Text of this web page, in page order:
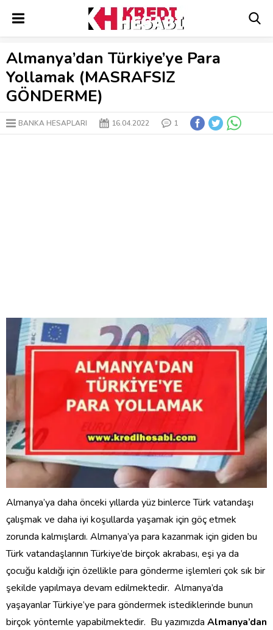
Almanya’dan Türkiye’ye Para
Yollamak (MASRAFSIZ
GÖNDERME)
BANKA HESAPLARI 16.04.2022 1
Almanya’ya daha önceki yıllarda yüz binlerce Türk vatandaşı
çalışmak ve daha iyi koşullarda yaşamak için göç etmek
zorunda kalmışlardı. Almanya’ya para kazanmak için giden bu
Türk vatandaşlarının Türkiye’de birçok akrabası, eşi ya da
çocuğu kaldığı için özellikle para gönderme işlemleri çok sık bir
şekilde yapılmaya devam edilmektedir. Almanya’da
yaşayanlar Türkiye’ye para göndermek istediklerinde bunun
birçok yöntemle yapabilmektedir. Bu yazımızda Almanya’dan